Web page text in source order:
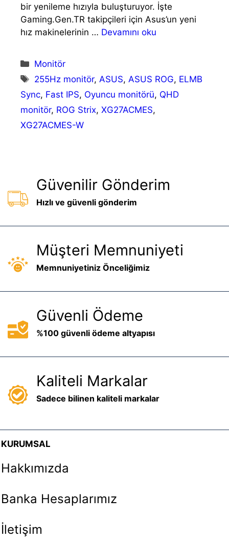
bir yenileme hızıyla buluşturuyor. İşte
Gaming.Gen.TR takipçileri için Asus’un yeni
hız makinelerinin … Devamını oku
Kategoriler
Monitör
Etiketler
255Hz monitör,ASUS,ASUS ROG, ELMB
Sync, Fast IPS, Oyuncu monitörü, QHD
monitör, ROG Strix, XG27ACMES,
XG27ACMES-W
Güvenilir Gönderim
Hızlı ve güvenli gönderim
Müşteri Memnuniyeti
Memnuniyetiniz Önceliğimiz
Güvenli Ödeme
%100 güvenli ödeme altyapısı
Kaliteli Markalar
Sadece bilinen kaliteli markalar
KURUMSAL
Hakkımızda
Banka Hesaplarımız
İletişim